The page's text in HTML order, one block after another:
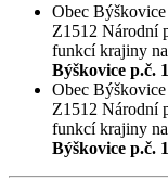
Obec
Z1512 Národní
funkcí krajiny
Býškovice p.č.
Obec
Z1512 Národní
funkcí krajiny
Býškovice p.č.